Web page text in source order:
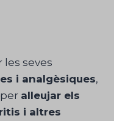
les seves
i analgèsiques,
alleujar els
i altres